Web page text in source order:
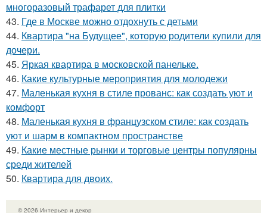
многоразовый трафарет для плитки
43. Где в Москве можно отдохнуть с детьми
44. Квартира "на Будущее", которую родители купили для
дочери.
45. Яркая квартира в московской панельке.
46. Какие культурные мероприятия для молодежи
47. Маленькая кухня в стиле прованс: как создать уют и
комфорт
48. Маленькая кухня в французском стиле: как создать
уют и шарм в компактном пространстве
49. Какие местные рынки и торговые центры популярны
среди жителей
50. Квартира для двоих.
© 2026 Интерьер и декор